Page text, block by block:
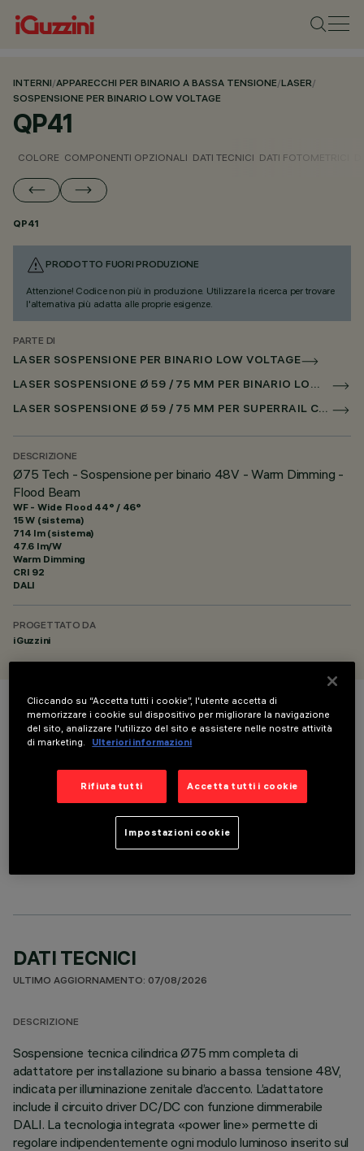
INTERNI/APPARECCHI PER BINARIO A BASSA TENSIONE/LASER/
SOSPENSIONE PER BINARIO LOW VOLTAGE
QP41
COLORE COMPONENTI OPZIONALI DATI TECNICI DATI FOTOMETRICI
QP41
PRODOTTO FUORI PRODUZIONE
Attenzione! Codice non più in produzione. Utilizzare la ricerca per trovare
l'alternativa più adatta alle proprie esigenze.
PARTE DI
LASER SOSPENSIONE PER BINARIO LOW VOLTAGE
LASER SOSPENSIONE Ø 59 / 75 MM PER BINARIO LOW VOLTAGE CASAMBI
LASER SOSPENSIONE Ø 59 / 75 MM PER SUPERRAIL CASAMBI
DESCRIZIONE
Ø75 Tech - Sospensione per binario 48V - Warm Dimming -
Flood Beam
WF - Wide Flood 44° / 46°
15 W (sistema)
714 lm (sistema)
47.6 lm/W
Warm Dimming
CRI 92
DALI
PROGETTATO DA
iGuzzini
COLORE
COMPONENTI OPZIONALI
DATI TECNICI
ULTIMO AGGIORNAMENTO: 07/08/2026
DESCRIZIONE
Sospensione tecnica cilindrica Ø75 mm completa di
adattatore per installazione su binario a bassa tensione 48V,
indicata per illuminazione zenitale d’accento. L’adattatore
include il circuito driver DC/DC con funzione dimmerabile
DALI. La tecnologia integrata «power line» permette di
regolare indipendentemente ogni modulo luminoso inserito sul
Cliccando su “Accetta tutti i cookie”, l'utente accetta di
memorizzare i cookie sul dispositivo per migliorare la navigazione
del sito, analizzare l'utilizzo del sito e assistere nelle nostre attività
di marketing.
Ulteriori informazioni
Rifiuta tutti Accetta tutti i cookie
Impostazioni cookie